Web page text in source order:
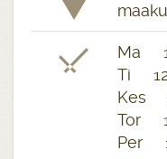
Ma
Ti
Kes
Tor
Per